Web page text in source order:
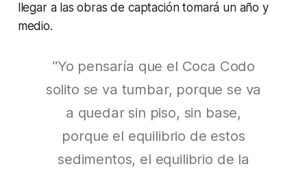
llegar a las obras de captación tomará un año y
medio.
“Yo pensaría que el Coca Codo
solito se va tumbar, porque se va
a quedar sin piso, sin base,
porque el equilibrio de estos
sedimentos, el equilibrio de la